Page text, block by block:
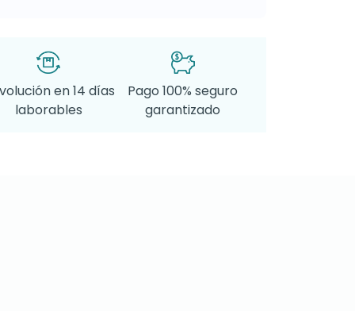
en 14 días
laborables
Pago 100% seguro
garantizado